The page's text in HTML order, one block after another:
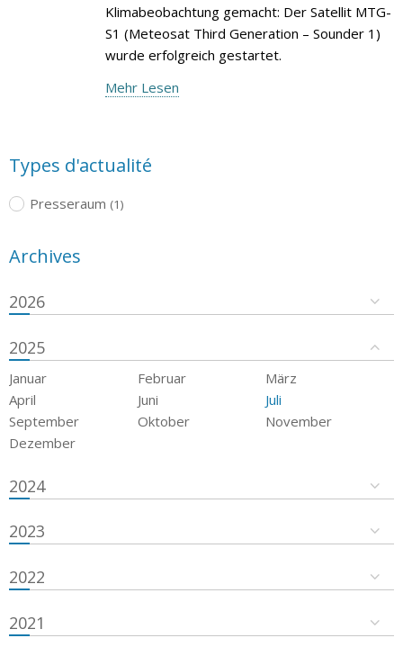
Klimabeobachtung gemacht: Der Satellit MTG-
S1 (Meteosat Third Generation – Sounder 1)
wurde erfolgreich gestartet.
Mehr Lesen
Types d'actualité
Presseraum (1)
Archives
2026
2025
Januar Februar
März
April
Juni
Juli
September
Oktober
November
Dezember
2024
2023
2022
2021